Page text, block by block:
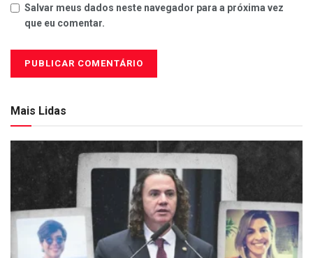
Salvar meus dados neste navegador para a próxima vez
que eu comentar.
Mais Lidas